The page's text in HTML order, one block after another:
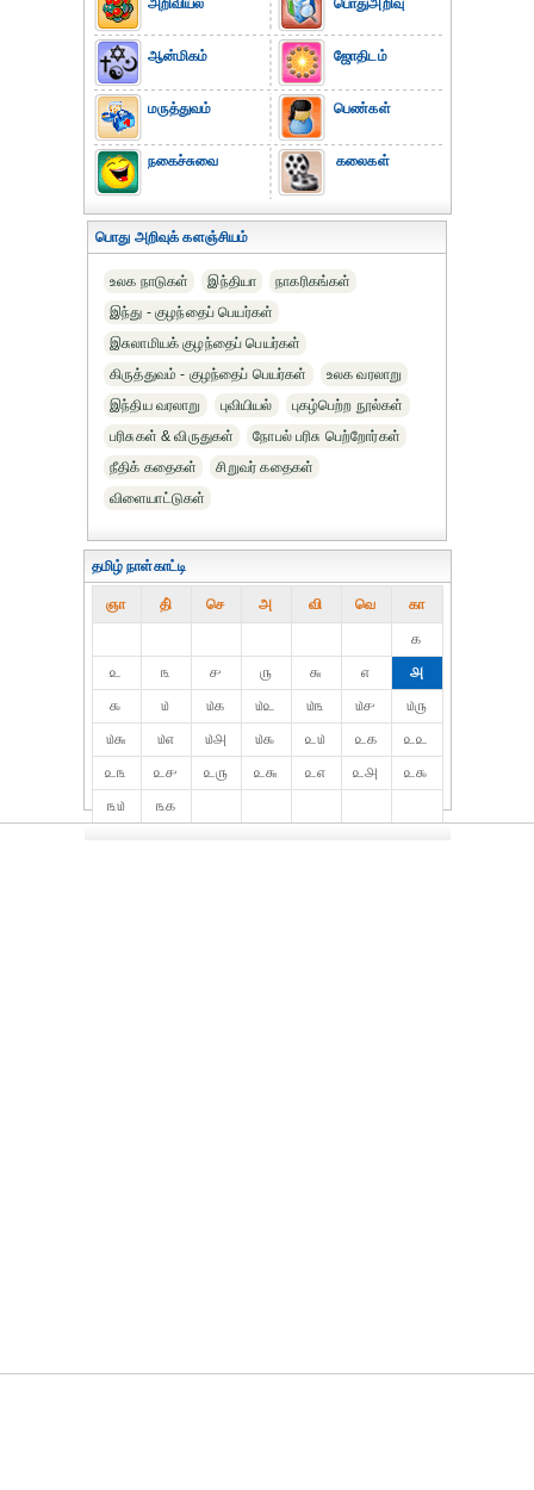
அறிவியல்
ஆன்மிகம்
மருத்துவம்
நகைச்சுவை
பொதுஅறிவு
ஜோதிடம்
பெண்கள்
கலைகள்
பொது அறிவுக் களஞ்சியம்
உலக நாடுகள் இந்தியா
நாகரிகங்கள்
இந்து - குழந்தைப் பெயர்கள்
இசுலாமியக் குழந்தைப் பெயர்கள்
கிருத்துவம் - குழந்தைப் பெயர்கள்
உலக வரலாறு
இந்திய வரலாறு
புவியியல்
புகழ்பெற்ற நூல்கள்
பரிசுகள் & விருதுகள்
நோபல் பரிசு‎ பெற்றோர்‎கள்
நீதிக் கதைகள்
சிறுவர் கதைகள்
விளையாட்டுகள்
தமிழ் நாள்காட்டி
ஞா தி் செ அ வி வெ கா
௧
௨
௩ ௪ ௫ ௬ ௭
௮
௯
௰ ௰௧ ௰௨ ௰௩ ௰௪
௰௫
௰௬
௰௭ ௰௮ ௰௯ ௨௰ ௨௧
௨௨
௨௩
௨௪ ௨௫ ௨௬ ௨௭ ௨௮
௨௯
௩௰
௩௧